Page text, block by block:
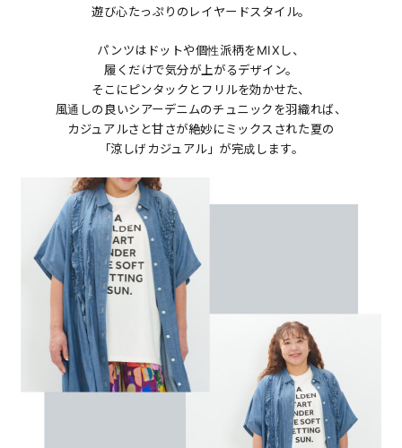
遊び心たっぷりのレイヤードスタイル。
パンツはドットや個性派柄をMIXし、
履くだけで気分が上がるデザイン。
そこにピンタックとフリルを効かせた、
風通しの良いシアーデニムのチュニックを羽織れば、
カジュアルさと甘さが絶妙にミックスされた夏の
「涼しげカジュアル」が完成します。